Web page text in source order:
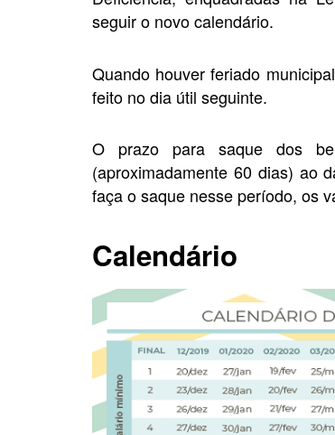
seguir o novo calendário.
Quando houver feriado
feito no dia útil seguinte.
O prazo para saque dos
(aproximadamente 60 dias) ao
faça o saque nesse período, os
Calendário